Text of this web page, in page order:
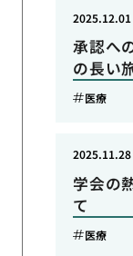
承認へ
の長い
2025.12.01
医療
学会の
て
2025.11.28
医療